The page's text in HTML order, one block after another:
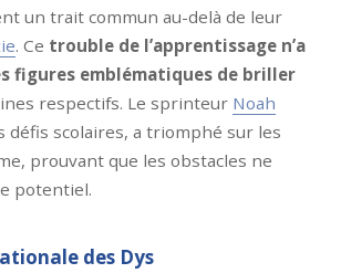
un trait commun au-delà de leur
. Ce trouble de l’apprentissage n’a
figures emblématiques de briller
respectifs. Le sprinteur Noah
défis scolaires, a triomphé sur les
prouvant que les obstacles ne
potentiel.
des Dys